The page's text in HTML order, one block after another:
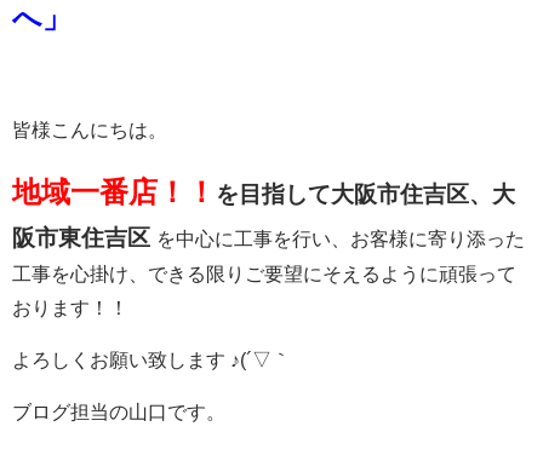
へ」
皆様こんにちは。
地域一番店！！ を目指して大阪市住吉区、大
阪市東住吉区 を中心に工事を行い、 お客様に寄り添った
工事を心掛け、できる限りご要望にそえるように頑張って
おります！！
よろしくお願い致します ♪(´▽｀
ブログ担当の山口です。